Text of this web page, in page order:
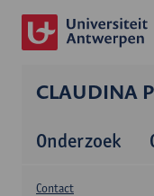
CLAUDINA
Onderzoek
Contact